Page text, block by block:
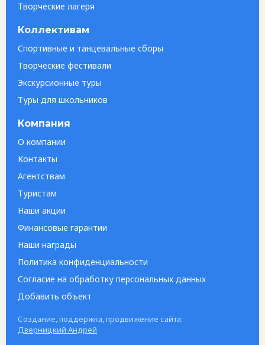
Творческие лагеря
Коллективам
Спортивные и танцевальные сборы
Творческие фестивали
Экскурсионные туры
Туры для школьников
Компания
О компании
Контакты
Агентствам
Туристам
Наши акции
Финансовые гарантии
Наши награды
Политика конфиденциальности
Согласие на обработку персональных данных
Добавить объект
Создание, поддержка, продвижение сайта:
Дверницкий Андрей